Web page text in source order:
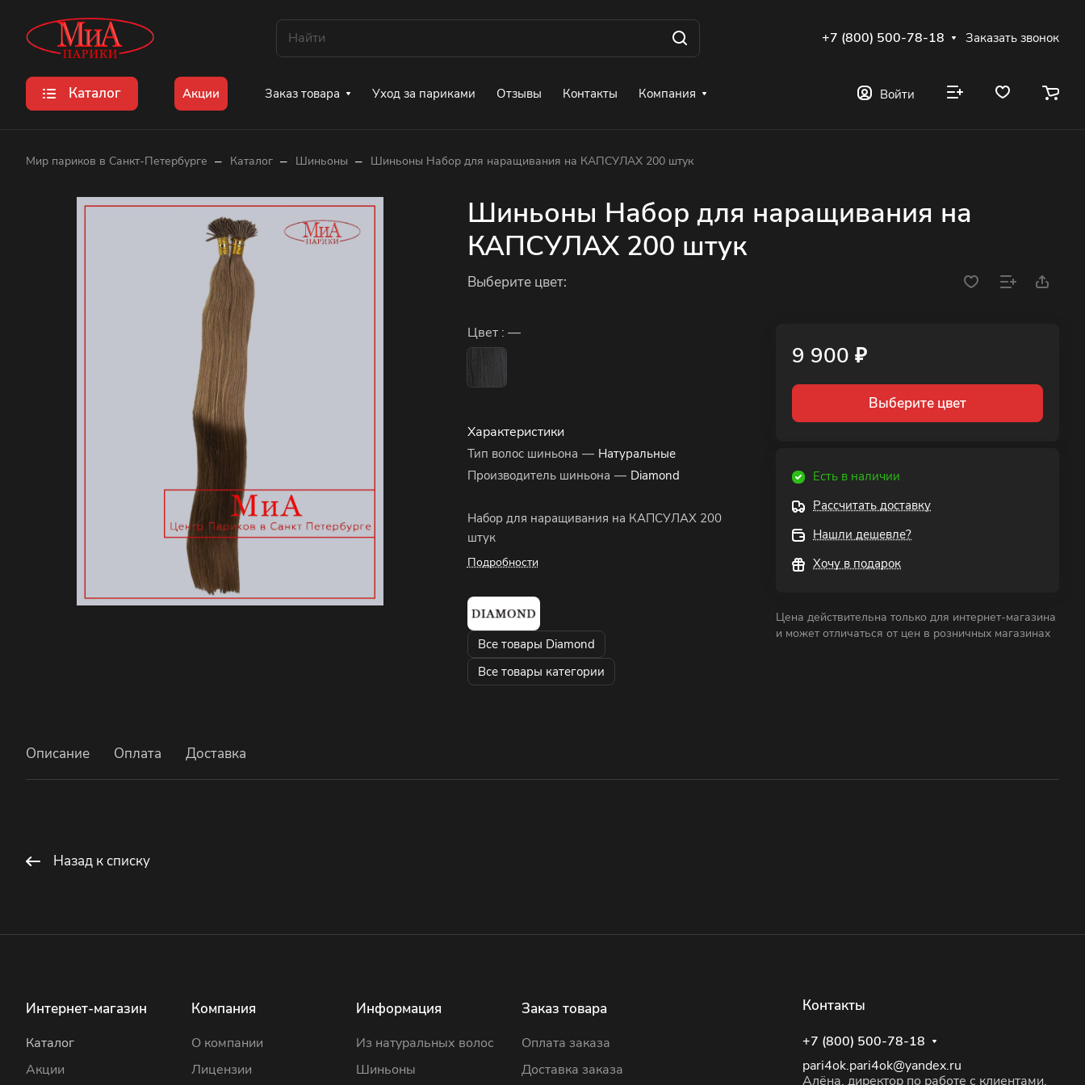
+7 (800) 500-78-18 Заказать звонок
Каталог Акции Заказ товара Уход за париками Отзывы Контакты Компания Войти
Мир париков в Санкт-Петербурге – Каталог – Шиньоны – Шиньоны Набор для наращивания на КАПСУЛАХ 200 штук
Шиньоны Набор для наращивания на
КАПСУЛАХ 200 штук
Выберите цвет:
Цвет : —
Характеристики
Тип волос шиньона — Натуральные
Производитель шиньона — Diamond
Набор для наращивания на КАПСУЛАХ 200
штук
Подробности
Все товары Diamond
Все товары категории
9 900 ₽
Выберите цвет
Есть в наличии
Рассчитать доставку
Нашли дешевле?
Хочу в подарок
Цена действительна только для интернет-магазина
и может отличаться от цен в розничных магазинах
Описание Оплата Доставка
Назад к списку
Интернет-магазин
Каталог
Акции
Компания
О компании
Лицензии
Информация
Из натуральных волос
Шиньоны
Заказ товара
Оплата заказа
Доставка заказа
Контакты
+7 (800) 500-78-18
pari4ok.pari4ok@yandex.ru
Алёна, директор по работе с клиентами,